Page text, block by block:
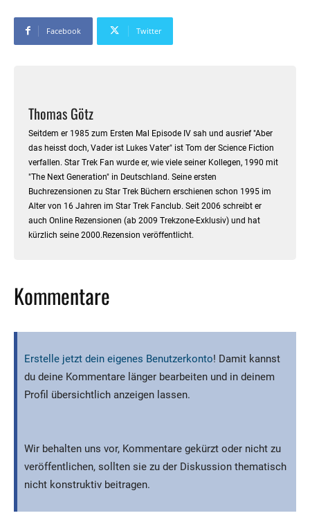
Facebook Twitter
Thomas Götz
Seitdem er 1985 zum Ersten Mal Episode IV sah und ausrief "Aber
das heisst doch, Vader ist Lukes Vater" ist Tom der Science Fiction
verfallen. Star Trek Fan wurde er, wie viele seiner Kollegen, 1990 mit
"The Next Generation" in Deutschland. Seine ersten
Buchrezensionen zu Star Trek Büchern erschienen schon 1995 im
Alter von 16 Jahren im Star Trek Fanclub. Seit 2006 schreibt er
auch Online Rezensionen (ab 2009 Trekzone-Exklusiv) und hat
kürzlich seine 2000.Rezension veröffentlicht.
Kommentare
Erstelle jetzt dein eigenes Benutzerkonto! Damit kannst
du deine Kommentare länger bearbeiten und in deinem
Profil übersichtlich anzeigen lassen.
Wir behalten uns vor, Kommentare gekürzt oder nicht zu
veröffentlichen, sollten sie zu der Diskussion thematisch
nicht konstruktiv beitragen.